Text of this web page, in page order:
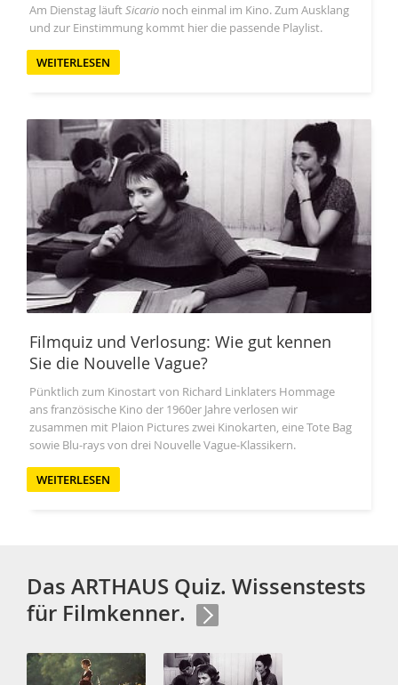
Am Dienstag läuftSicario noch einmal im Kino. Zum Ausklang
und zur Einstimmung kommt hier die passende Playlist.
WEITERLESEN
Filmquiz und Verlosung: Wie gut kennen
Sie die Nouvelle Vague?
Pünktlich zum Kinostart von Richard Linklaters Hommage
ans französische Kino der 1960er Jahre verlosen wir
zusammen mit Plaion Pictures zwei Kinokarten, eine Tote Bag
sowie Blu-rays von drei Nouvelle Vague-Klassikern.
WEITERLESEN
Das ARTHAUS Quiz. Wissenstests
für Filmkenner.